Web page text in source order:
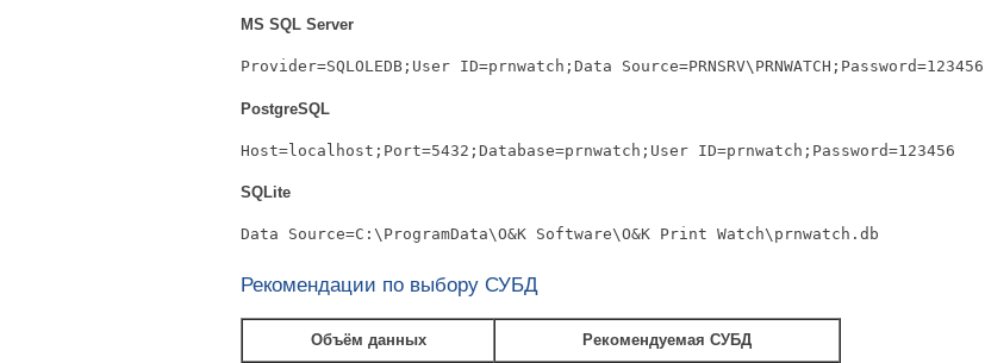
MS SQL Server
Provider=SQLOLEDB;User ID=prnwatch;Data
PostgreSQL
Host=localhost;Port=5432;Database=prnwatch;User ID=prnwatch;Password=123456
SQLite
Data Source=C:\ProgramData\O&K Software\O&K Print Watch\prnwatch.db
Рекомендации по выбору СУБД
Объём данных Рекомендуемая СУБД